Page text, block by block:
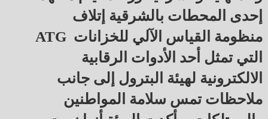
إحدى المحطات بالشرقية إتلاف
التي تمثل أحد الأدوات الرقابية
الالكترونية لهيئة البترول إلى جانب
ملاحظات تمس سلامة المواطنين